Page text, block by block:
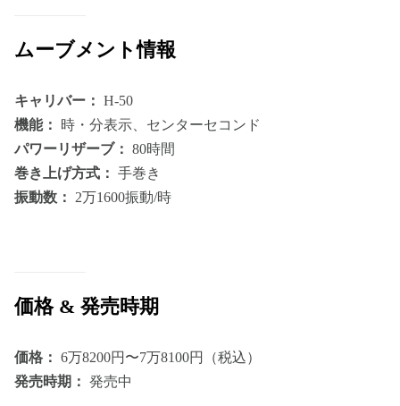
ムーブメント情報
キャリバー： H-50
機能：
時・分表示、センターセコンド
パワーリザーブ： 80時間
巻き上げ方式： 手巻き
振動数： 2万1600振動/時
価格 & 発売時期
価格： 6万8200円〜7万8100円（税込）
発売時期： 発売中